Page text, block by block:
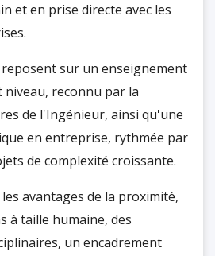
et en prise directe avec les
sur un enseignement
niveau, reconnu par la
de l'Ingénieur, ainsi qu'une
en entreprise, rythmée par
de complexité croissante.
avantages de la proximité,
à taille humaine, des
un encadrement